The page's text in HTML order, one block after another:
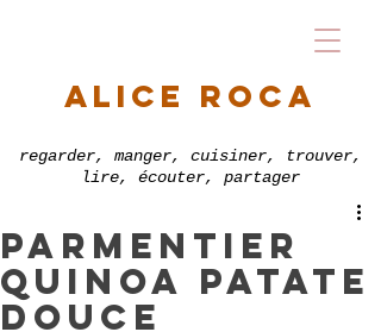
alice roca
regarder, manger, cuisiner, trouver,
lire, écouter, partager
parmentier
quinoa patate
douce